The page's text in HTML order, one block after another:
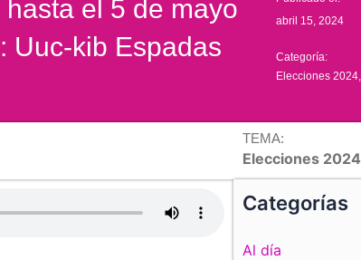
el 5 de mayo
Uuc-kib Espadas
abril 15, 2024
Categoría:
Elecciones 2024
TEMA:
Elecciones 2024
Categorías
Al día